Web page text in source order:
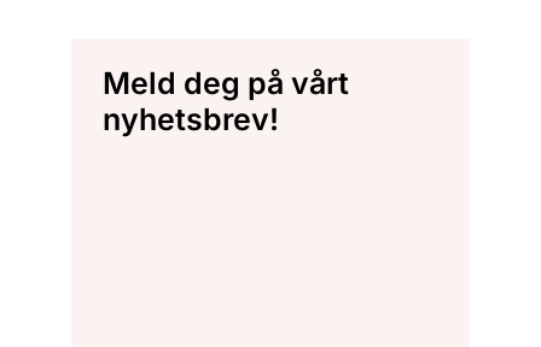
Meld deg på vårt
nyhetsbrev!